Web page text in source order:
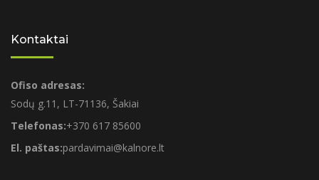
Kontaktai
Ofiso adresas:
Sodų g.11, LT-71136, Šakiai
Telefonas:+370 617 85600
El. paštas:pardavimai@kalnore.lt